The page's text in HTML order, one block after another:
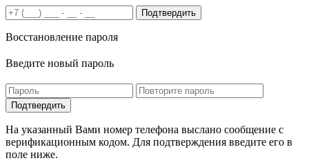
Подтвердить
Восстановление пароля
Введите новый пароль
На указанный Вами номер телефона выслано сообщение с
верификационным кодом. Для подтверждения введите его в
поле ниже.